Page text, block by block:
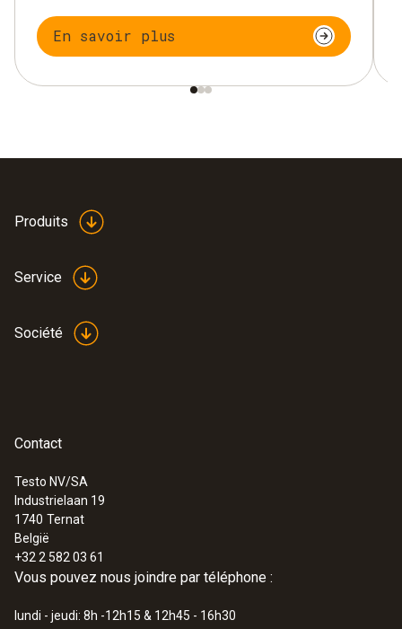
En savoir plus
Produits
Service
Société
Contact
Testo NV/SA
Industrielaan 19
1740 Ternat
België
+32 2 582 03 61
Vous pouvez nous joindre par téléphone :
lundi - jeudi: 8h -12h15 & 12h45 - 16h30